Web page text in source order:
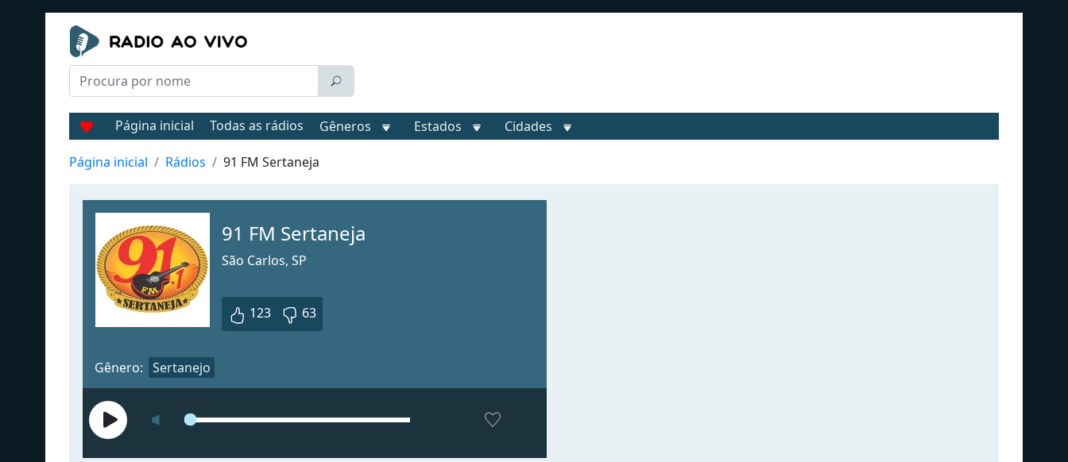
Página inicial Todas as rádios Gêneros Estados Cidades
Página inicial Rádios 91 FM Sertaneja
91 FM Sertaneja
São Carlos, SP
123 63
Gênero: Sertanejo